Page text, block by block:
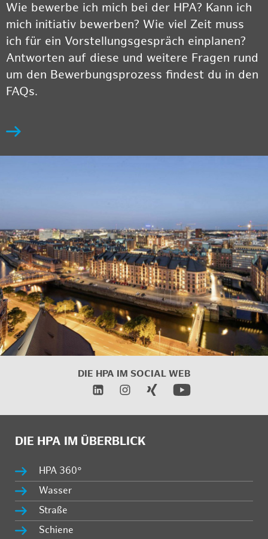
Wie bewerbe ich mich bei der HPA? Kann ich
mich initiativ bewerben? Wie viel Zeit muss
ich für ein Vorstellungsgespräch einplanen?
Antworten auf diese und weitere Fragen rund
um den Bewerbungsprozess findest du in den
FAQs.
DIE HPA IM SOCIAL WEB
DIE HPA IM ÜBERBLICK
HPA 360°
Wasser
Straße
Schiene